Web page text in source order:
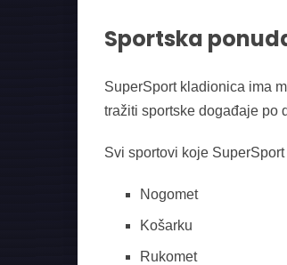
Sportska
SuperSport kladionica ima
tražiti sportske događaje po
Svi sportovi koje
Nogomet
Košarku
Rukomet